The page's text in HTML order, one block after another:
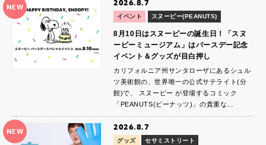
NEW 2026.8.7
イベント スヌーピー(PEANUTS)
8月10日はスヌーピーの誕生日！「スヌ
ーピーミュージアム」はバースデー記念
イベント＆グッズが目白押し
カリフォルニア州サンタローザにあるシュル
ツ美術館の、世界唯一の公式サテライト(分
館)で、 スヌーピー が登場するコミック
「PEANUTS(ピーナッツ)」の貴重な…
NEW 2026.8.7
グッズ セサミストリート